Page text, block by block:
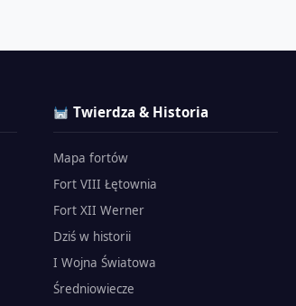
Twierdza & Historia
Mapa fortów
Fort VIII Łętownia
Fort XII Werner
Dziś w historii
I Wojna Światowa
Średniowiecze